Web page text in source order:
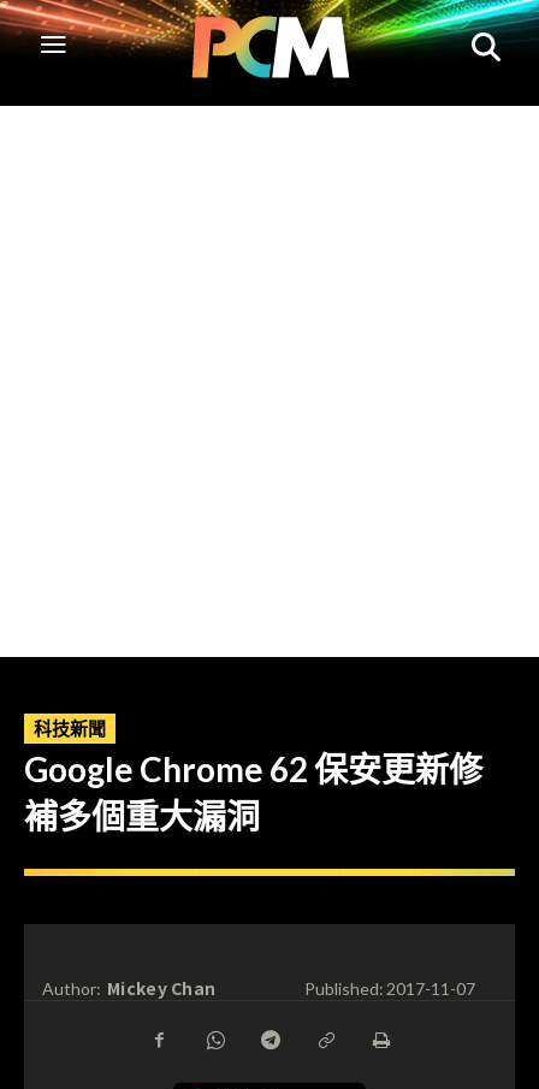
科技新聞
Google Chrome 62 保安更新修
補多個重大漏洞
Author: Mickey Chan Published:2017-11-07